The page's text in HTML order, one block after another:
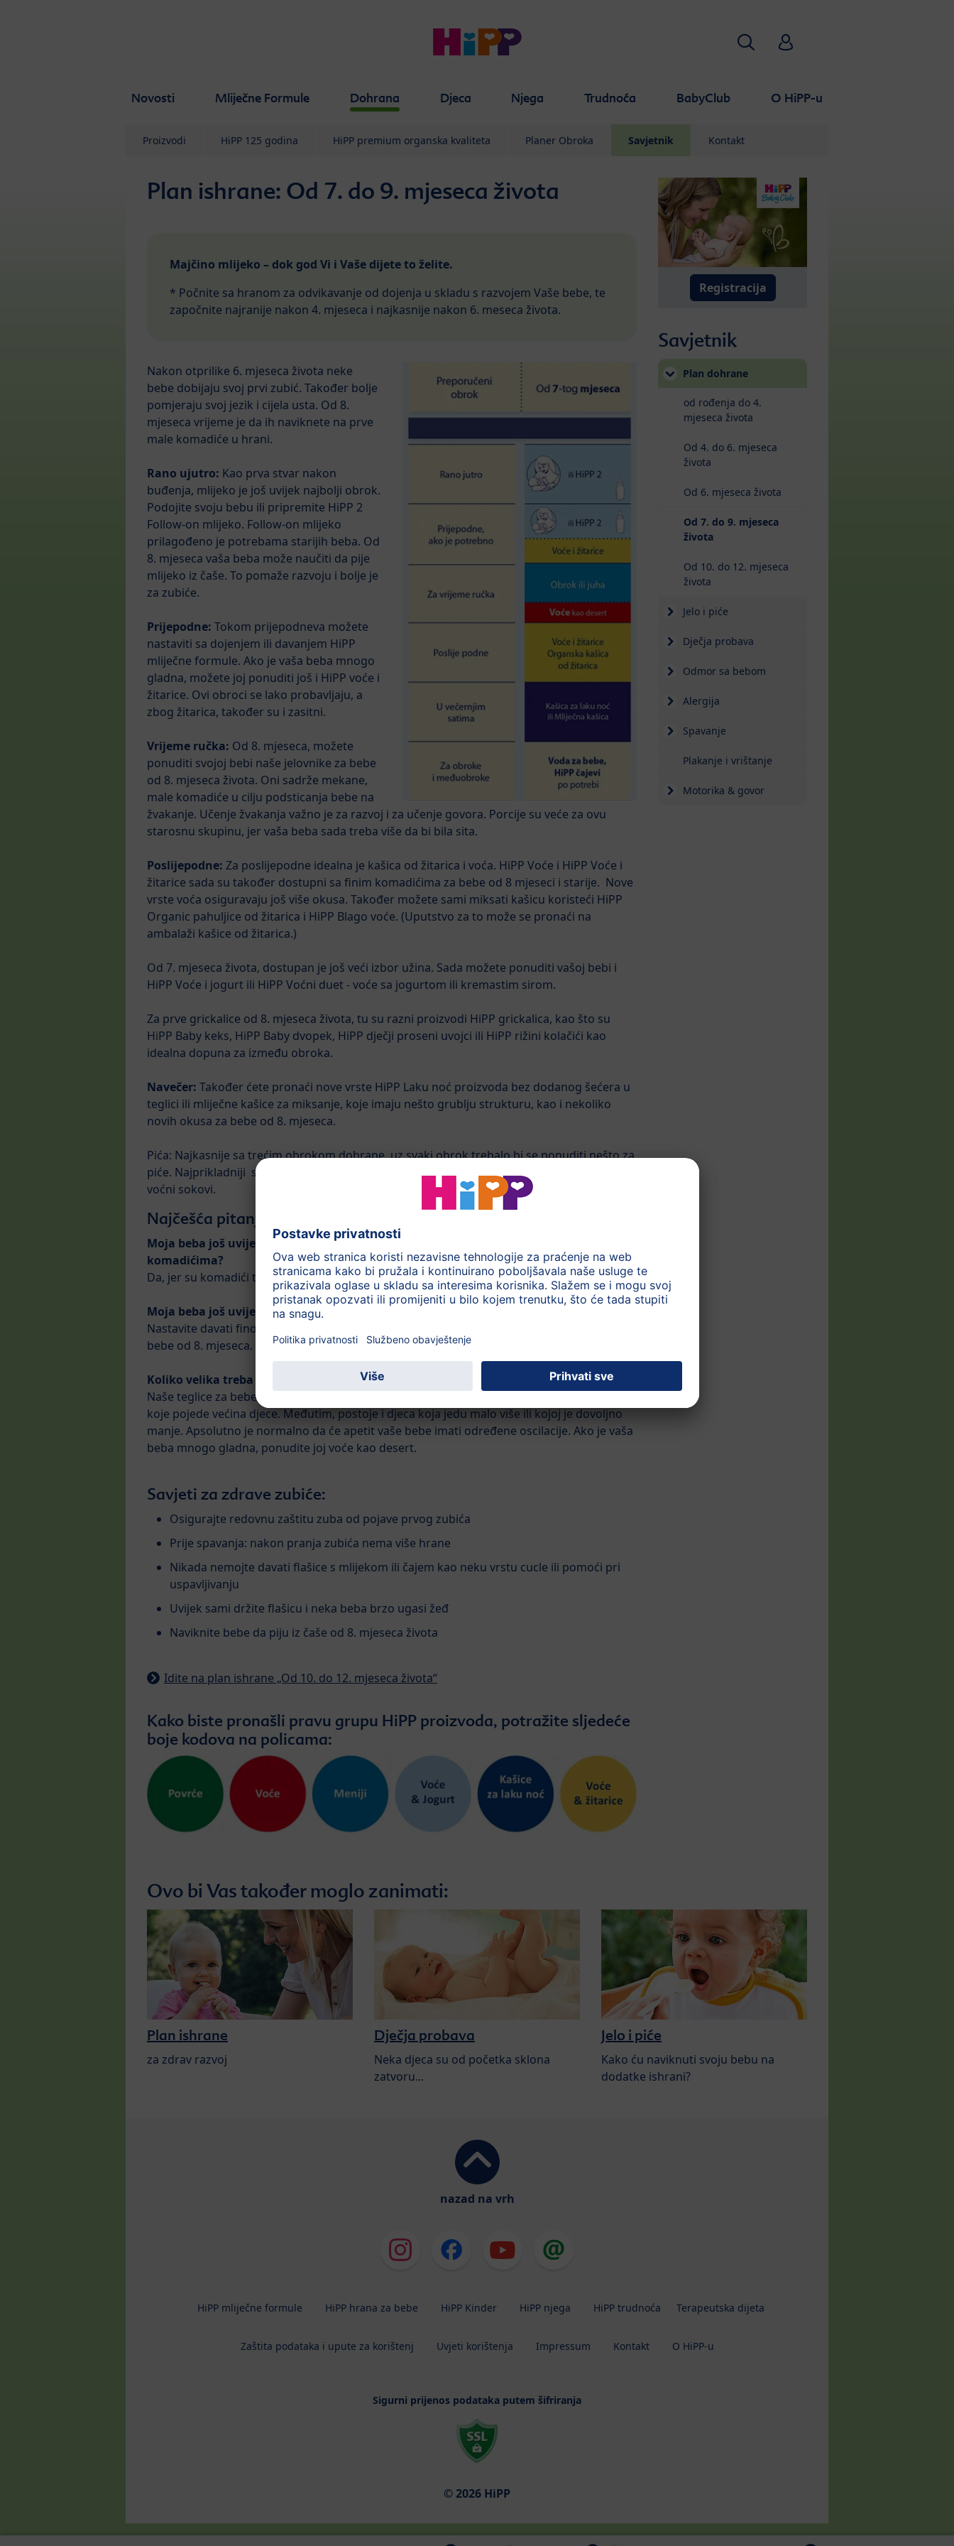
Novosti Mliječne Formule Dohrana Djeca Njega Trudnoća BabyClub O HiPP-u
Traži HiPP Babyclub
Proizvodi HiPP 125 godina HiPP premium organska kvaliteta Planer Obroka Savjetnik Kontakt
Plan ishrane: Od 7. do 9. mjeseca života
Majčino mlijeko – dok god Vi i Vaše dijete to želite.
* Počnite sa hranom za odvikavanje od dojenja u skladu s razvojem Vaše bebe, te
započnite najranije nakon 4. mjeseca i najkasnije nakon 6. meseca života.
Nakon otprilike 6. mjeseca života neke
bebe dobijaju svoj prvi zubić. Također bolje
pomjeraju svoj jezik i cijela usta. Od 8.
mjeseca vrijeme je da ih naviknete na prve
male komadiće u hrani.
Rano ujutro: Kao prva stvar nakon
buđenja, mlijeko je još uvijek najbolji obrok.
Podojite svoju bebu ili pripremite HiPP 2
Follow-on mlijeko. Follow-on mlijeko
prilagođeno je potrebama starijih beba. Od
8. mjeseca vaša beba može naučiti da pije
mlijeko iz čaše. To pomaže razvoju i bolje je
za zubiće.
Prijepodne: Tokom prijepodneva možete
nastaviti sa dojenjem ili davanjem HiPP
mliječne formule. Ako je vaša beba mnogo
gladna, možete joj ponuditi još i HiPP voće i
žitarice. Ovi obroci se lako probavljaju, a
zbog žitarica, također su i zasitni.
Vrijeme ručka: Od 8. mjeseca, možete
ponuditi svojoj bebi naše jelovnike za bebe
od 8. mjeseca života. Oni sadrže mekane,
male komadiće u cilju podsticanja bebe na
žvakanje. Učenje žvakanja važno je za razvoj i za učenje govora. Porcije su veće za ovu
starosnu skupinu, jer vaša beba sada treba više da bi bila sita.
Poslijepodne: Za poslijepodne idealna je kašica od žitarica i voća. HiPP Voće i HiPP Voće i
žitarice sada su također dostupni sa finim komadićima za bebe od 8 mjeseci i starije. Nove
vrste voća osiguravaju još više okusa. Također možete sami miksati kašicu koristeći HiPP
Organic pahuljice od žitarica i HiPP Blago voće. (Uputstvo za to može se pronaći na
ambalaži kašice od žitarica.)
Od 7. mjeseca života, dostupan je još veći izbor užina. Sada možete ponuditi vašoj bebi i
HiPP Voće i jogurt ili HiPP Voćni duet - voće sa jogurtom ili kremastim sirom.
Za prve grickalice od 8. mjeseca života, tu su razni proizvodi HiPP grickalica, kao što su
HiPP Baby keks, HiPP Baby dvopek, HiPP dječji proseni uvojci ili HiPP rižini kolačići kao
idealna dopuna za između obroka.
Navečer: Također ćete pronaći nove vrste HiPP Laku noć proizvoda bez dodanog šećera u
teglici ili mliječne kašice za miksanje, koje imaju nešto grublju strukturu, kao i nekoliko
novih okusa za bebe od 8. mjeseca.
Pića: Najkasnije sa trećim obrokom dohrane, uz svaki obrok trebalo bi se ponuditi nešto za
piće. Najprikladniji su voda za bebe, nezaslađeni čajevi, organski čaj i sok ili razblaženi
voćni sokovi.
Najčešća pitanja
Moja beba još uvijek nema nijedan zubić. Da li on/ona može jesti obroke sa čvrstim
komadićima?
Da, jer su komadići tako mali da ih beba može zgnječiti samo pomoću svoje vilice.
Moja beba još uvijek ne voli krupniju hranu. Šta da uradim?
Nastavite davati fino pasirane jelovnike i postepeno dodajite sve više i više jelovnika za
bebe od 8. mjeseca.
Koliko velika treba biti jedna porcija?
Naše teglice za bebe od 8. mjeseca života dolaze u porcijama koje odgovaraju uzrastu i
koje pojede većina djece. Međutim, postoje i djeca koja jedu malo više ili kojoj je dovoljno
manje. Apsolutno je normalno da će apetit vaše bebe imati određene oscilacije. Ako je vaša
beba mnogo gladna, ponudite joj voće kao desert.
Savjeti za zdrave zubiće:
Osigurajte redovnu zaštitu zuba od pojave prvog zubića
Prije spavanja: nakon pranja zubića nema više hrane
Nikada nemojte davati flašice s mlijekom ili čajem kao neku vrstu cucle ili pomoći pri
uspavljivanju
Uvijek sami držite flašicu i neka beba brzo ugasi žeđ
Naviknite bebe da piju iz čaše od 8. mjeseca života
Idite na plan ishrane „Od 10. do 12. mjeseca života“
Kako biste pronašli pravu grupu HiPP proizvoda, potražite sljedeće
boje kodova na policama:
Registracija
Savjetnik
Plan dohrane
od rođenja do 4.
mjeseca života
Od 4. do 6. mjeseca
života
Od 6. mjeseca života
Od 7. do 9. mjeseca
života(current)
Od 10. do 12. mjeseca
života
Jelo i piće
Dječja probava
Odmor sa bebom
Alergija
Spavanje
Plakanje i vrištanje
Motorika & govor
Ovo bi Vas također moglo zanimati:
Plan ishrane
za zdrav razvoj
Dječja probava
Neka djeca su od početka sklona
zatvoru...
Jelo i piće
Kako ću naviknuti svoju bebu na
dodatke ishrani?
nazad na vrh
HiPP mliječne formule HiPP hrana za bebe HiPP Kinder HiPP njega HiPP trudnoća Terapeutska dijeta
Zaštita podataka i upute za korištenj Uvjeti korištenja Impressum Kontakt O HiPP-u
Sigurni prijenos podataka putem šifriranja
© 2026 HiPP